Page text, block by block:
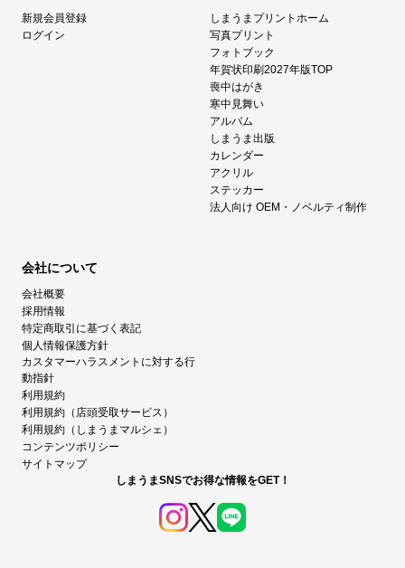
新規会員登録
ログイン
しまうまプリントホーム
写真プリント
フォトブック
年賀状印刷2027年版TOP
喪中はがき
寒中見舞い
アルバム
しまうま出版
カレンダー
アクリル
ステッカー
法人向け OEM・ノベルティ制作
会社について
会社概要
採用情報
特定商取引に基づく表記
個人情報保護方針
カスタマーハラスメントに対する行
動指針
利用規約
利用規約（店頭受取サービス）
利用規約（しまうまマルシェ）
コンテンツポリシー
サイトマップ
しまうまSNSでお得な情報をGET！